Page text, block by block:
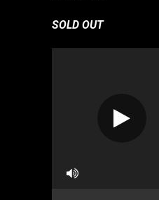
SOLD OUT